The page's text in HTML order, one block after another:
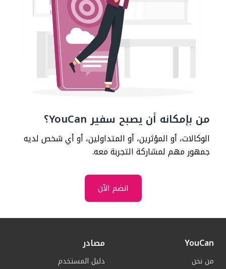
من بإمكانه أن يصبح سفير YouCan؟
الوكالات، أو المؤثرين، أو المتداولين، أو أي شخص لديه
جمهور مهم لمشاركة التجربة معه.
انضم الآن
YouCan
من نحن
مصادر
دليل المستخدم